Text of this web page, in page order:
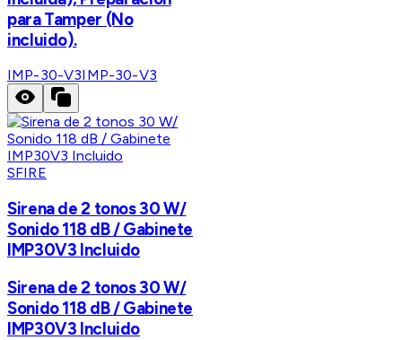
para Tamper (No
incluido).
IMP-30-V3IMP-30-V3
SFIRE
Sirena de 2 tonos 30 W/
Sonido 118 dB / Gabinete
IMP30V3 Incluido
Sirena de 2 tonos 30 W/
Sonido 118 dB / Gabinete
IMP30V3 Incluido